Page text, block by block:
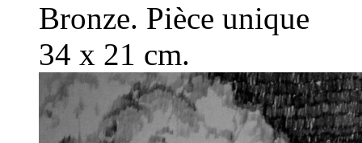
Bronze. Pièce unique
34 x 21 cm.